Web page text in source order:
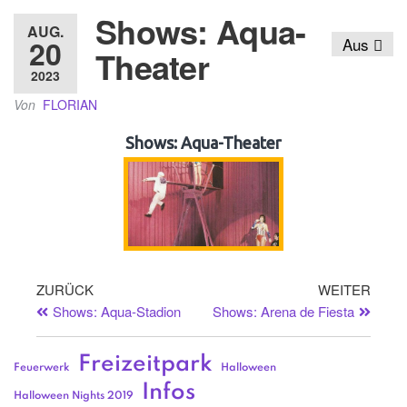
AUG.
20
2023
Aus
Shows: Aqua-
Theater
Von FLORIAN
Shows: Aqua-Theater
ZURÜCK
Shows: Aqua-Stadion
WEITER
Shows: Arena de Fiesta
Feuerwerk Freizeitpark Halloween
Halloween Nights 2019 Infos